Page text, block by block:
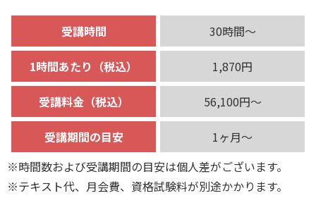
受講時間 30時間～
1時間あたり（税込） 1,870円
受講料金（税込） 56,100円～
受講期間の目安
1ヶ月～
※時間数および受講期間の目安は個人差がございます。
※テキスト代、月会費、資格試験料が別途かかります。